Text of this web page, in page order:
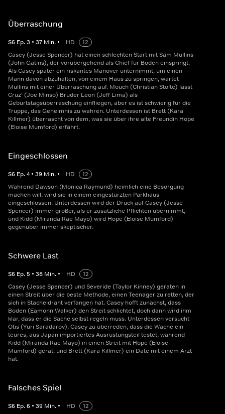
Überraschung
S6 Ep.3 • 37 Min. • HD
12
Casey (Jesse Spencer) hat einen schlechten Start mit Sam Mullins
(John Gatins), der vorübergehend als Chief für Boden einspringt.
Als Casey später ein riskantes Manöver unternimmt, um einen
Mann davon abzuhalten, von einem Haus zu springen, wartet
Mullins mit einer Überraschung auf. Mouch (Christian Stolte) lässt
Cruz' (Joe Minso) Bruder Leon (Jeff Lima) als
Geburtstagsüberraschung einfliegen, aber es ist schwierig für die
Truppe, das Geheimnis zu wahren. Unterdessen ist Brett (Kara
Killmer) überrascht von dem, was sie über ihre alte Freundin Hope
(Eloise Mumford) erfährt.
Eingeschlossen
S6 Ep.4 • 39 Min. • HD
12
Während Dawson (Monica Raymund) heimlich eine Besorgung
machen will, wird sie in einem eingestürzten Parkhaus
eingeschlossen. Unterdessen wird der Druck auf Casey (Jesse
Spencer) immer größer, als er zusätzliche Pflichten übernimmt,
und Kidd (Miranda Rae Mayo) wird Hope (Eloise Mumford)
gegenüber immer skeptischer.
Schwere Last
S6 Ep.5 • 38 Min. • HD
12
Casey (Jesse Spencer) und Severide (Taylor Kinney) geraten in
einen Streit über die beste Methode, einen Teenager zu retten, der
sich in Stacheldraht verfangen hat. Casey hofft zunächst, dass
Boden (Eamonn Walker) den Streit schlichtet, doch dann wird ihm
klar, dass er die Sache selbst regeln muss. Unterdessen versucht
Otis (Yuri Saradarov), Casey zu überreden, dass die Wache ein
teures, aus Japan importiertes Ausrüstungsteil testet, während
Kidd (Miranda Rae Mayo) in einen Streit mit Hope (Eloise
Mumford) gerät, und Brett (Kara Killmer) ein Date mit einem Arzt
hat.
Falsches Spiel
S6 Ep.6 • 39 Min. • HD
12